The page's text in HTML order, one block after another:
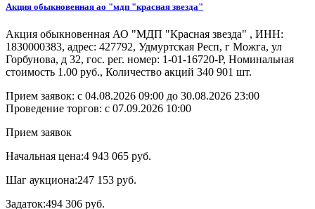
Акция обыкновенная ао "мдп "красная звезда"
Акция обыкновенная АО "МДП "Красная звезда" , ИНН:
1830000383, адрес: 427792, Удмуртская Респ, г Можга, ул
Горбунова, д 32, гос. рег. номер: 1-01-16720-Р, Номинальная
стоимость 1.00 руб., Количество акций 340 901 шт.
Прием заявок: с 04.08.2026 09:00 до 30.08.2026 23:00
Проведение торгов: с 07.09.2026 10:00
Прием заявок
Начальная цена:4 943 065 руб.
Шаг аукциона:247 153 руб.
Задаток:494 306 руб.